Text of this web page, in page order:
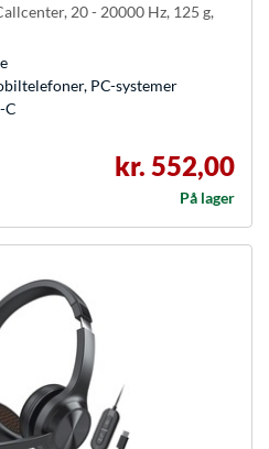
20 - 20000 Hz, 125 g,
PC-systemer
C
kr. 552,00
På lager